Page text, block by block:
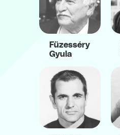
Füzesséry
Gyula